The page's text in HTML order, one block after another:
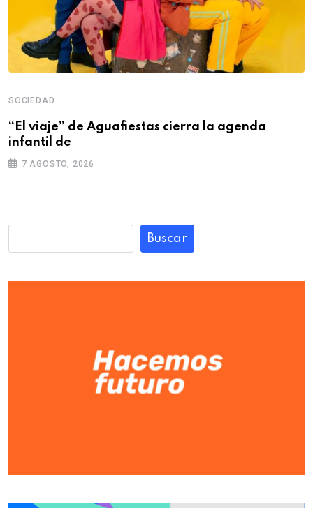
SOCIEDAD
“El viaje” de Aguafiestas cierra la agenda
infantil de
7 AGOSTO, 2026
Buscar